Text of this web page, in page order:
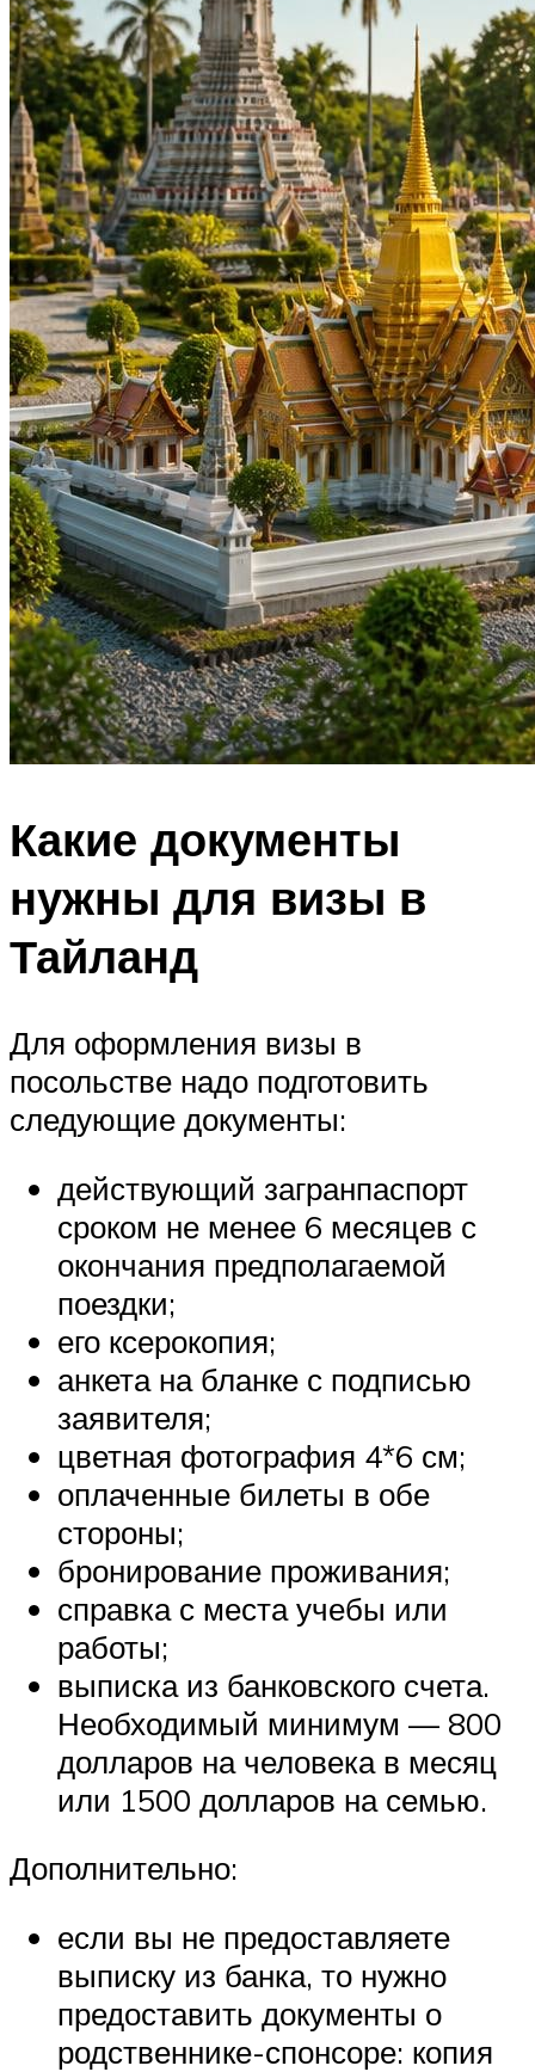
Какие документы
нужны для визы в
Тайланд
Для оформления визы в
посольстве надо подготовить
следующие документы:
действующий загранпаспорт
сроком не менее 6 месяцев с
окончания предполагаемой
поездки;
его ксерокопия;
анкета на бланке с подписью
заявителя;
цветная фотография 4*6 см;
оплаченные билеты в обе
стороны;
бронирование проживания;
справка с места учебы или
работы;
выписка из банковского счета.
Необходимый минимум — 800
долларов на человека в месяц
или 1500 долларов на семью.
Дополнительно:
если вы не предоставляете
выписку из банка, то нужно
предоставить документы о
родственнике-спонсоре: копия